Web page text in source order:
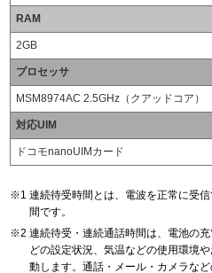
RAM
2GB
プロセッサ
MSM8974AC 2.5GHz（クアッドコア）
対応UIM
ドコモnanoUIMカード
連続待受時間とは、電波を正常に受
間です。
連続待受・連続通話時間は、電池の
どの設定状況、気温などの使用環境
動します。通話・メール・カメラな